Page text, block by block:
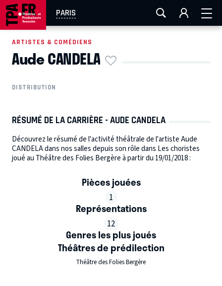
PARIS
AIX-MARSEILLE LA ROCHELLE
EN TOURNÉE
ARTISTES & COMÉDIENS
Aude CANDELA
DISTRIBUTION
RÉSUMÉ DE LA CARRIÈRE - AUDE CANDELA
Découvrez le résumé de l'activité théâtrale de l'artiste Aude
CANDELA dans nos salles depuis son rôle dans Les choristes
joué au Théâtre des Folies Bergère à partir du 19/01/2018 :
Pièces jouées
1
Représentations
12
Genres les plus joués
Théâtres de prédilection
Théâtre des Folies Bergère